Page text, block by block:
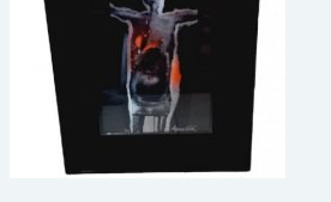
reclamevoorwerpen/merken
curiosa
schilderijen
porselein/aardewerk